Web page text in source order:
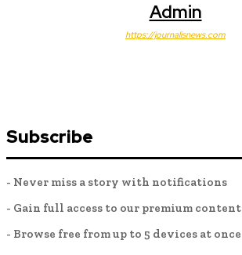
Admin
https://journalisnews.com
Subscribe
- Never miss a story with notifications
- Gain full access to our premium content
- Browse free from up to 5 devices at once